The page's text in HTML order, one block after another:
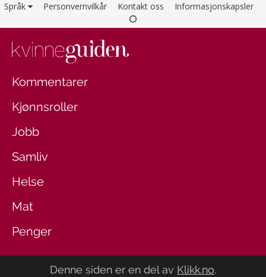
Språk Personvernvilkår Kontakt oss Informasjonskapsler
Kommentarer
Kjønnsroller
Jobb
Samliv
Helse
Mat
Penger
Denne siden er en del av Klikk.no.